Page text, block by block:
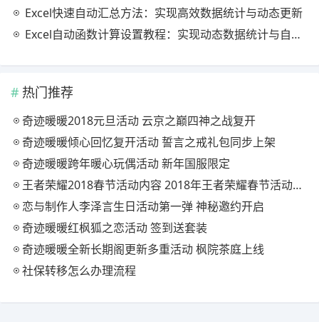
Excel快速自动汇总方法：实现高效数据统计与动态更新
Excel自动函数计算设置教程：实现动态数据统计与自动更新
热门推荐
奇迹暖暖2018元旦活动 云京之巅四神之战复开
奇迹暖暖倾心回忆复开活动 誓言之戒礼包同步上架
奇迹暖暖跨年暖心玩偶活动 新年国服限定
王者荣耀2018春节活动内容 2018年王者荣耀春节活动大全
恋与制作人李泽言生日活动第一弹 神秘邀约开启
奇迹暖暖红枫狐之恋活动 签到送套装
奇迹暖暖全新长期阁更新多重活动 枫院茶庭上线
社保转移怎么办理流程